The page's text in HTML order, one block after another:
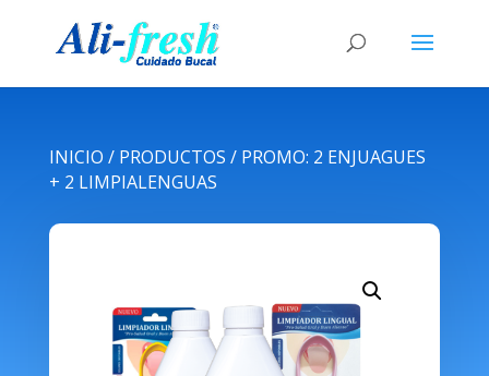
INICIO / PRODUCTOS / PROMO: 2 ENJUAGUES
+ 2 LIMPIALENGUAS